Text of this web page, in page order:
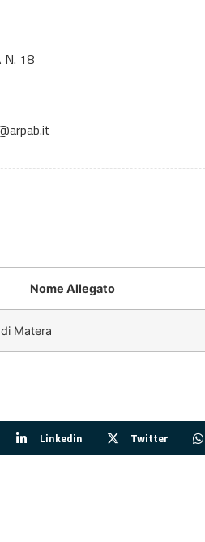
N. 18
Nome Allegato
Matera
Linkedin Twitter